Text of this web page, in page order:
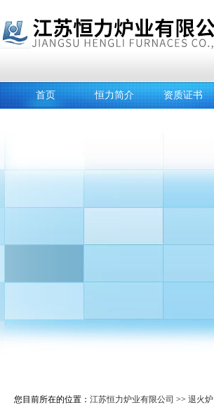
首页 恒力简介 资质证书
您目前所在的位置： 江苏恒力炉业有限公司 >> 退火炉